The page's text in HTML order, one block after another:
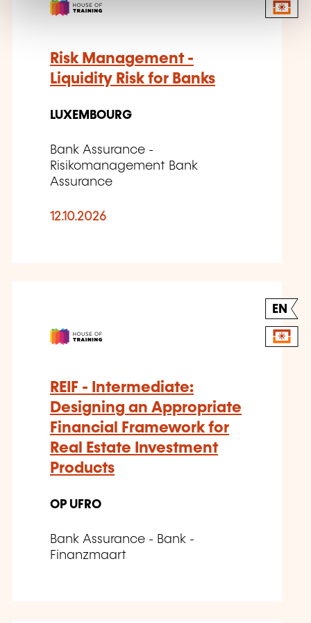
Risk Management -
Liquidity Risk for Banks
LUXEMBOURG
Bank Assurance -
Risikomanagement Bank
Assurance
12.10.2026
EN
REIF - Intermediate:
Designing an Appropriate
Financial Framework for
Real Estate Investment
Products
OP UFRO
Bank Assurance - Bank -
Finanzmaart